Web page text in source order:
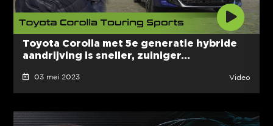
Toyota Corolla met 5e generatie hybride
aandrijving is sneller, zuiniger...
03 mei 2023 Video